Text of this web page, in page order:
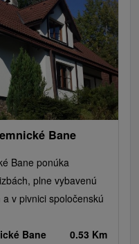
Bane
Bane ponúka
plne vybavenú
v pivnici spoločenskú
Bane 0.53 Km